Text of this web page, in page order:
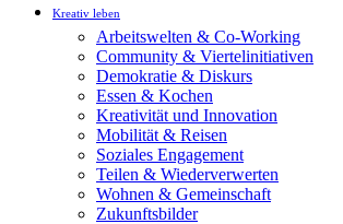
Kreativ leben
Arbeitswelten & Co-Working
Community & Viertelinitiativen
Demokratie & Diskurs
Essen & Kochen
Kreativität und Innovation
Mobilität & Reisen
Soziales Engagement
Teilen & Wiederverwerten
Wohnen & Gemeinschaft
Zukunftsbilder